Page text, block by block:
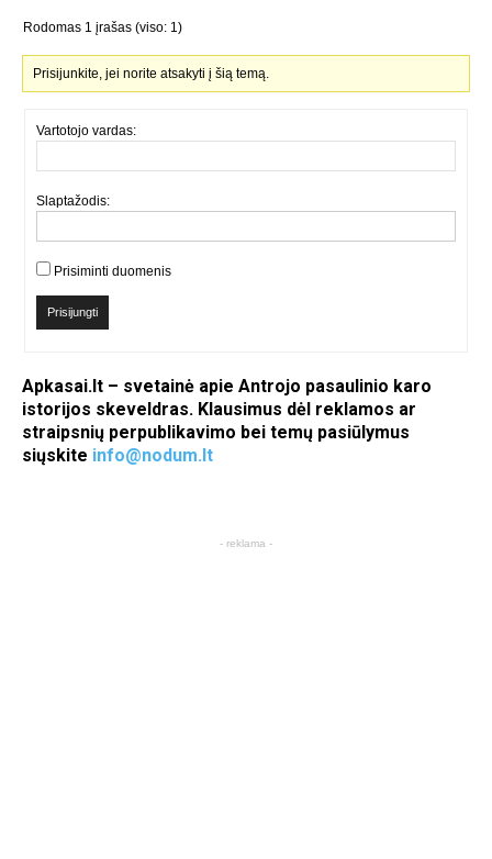
Rodomas 1 įrašas (viso: 1)
Prisijunkite, jei norite atsakyti į šią temą.
Vartotojo vardas:
Slaptažodis:
Prisiminti duomenis
Prisijungti
Apkasai.lt – svetainė apie Antrojo pasaulinio karo
istorijos skeveldras. Klausimus dėl reklamos ar
straipsnių perpublikavimo bei temų pasiūlymus
siųskite info@nodum.lt
- reklama -